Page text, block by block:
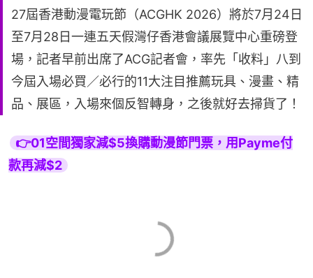
27屆香港動漫電玩節（ACGHK 2026）將於7月24日
至7月28日一連五天假灣仔香港會議展覽中心重磅登
場，記者早前出席了ACG記者會，率先「收料」八到
今屆入場必買／必行的11大注目推薦玩具、漫畫、精
品、展區，入場來個反智轉身，之後就好去掃貨了！
👉01空間獨家減$5換購動漫節門票，用Payme付
款再減$2